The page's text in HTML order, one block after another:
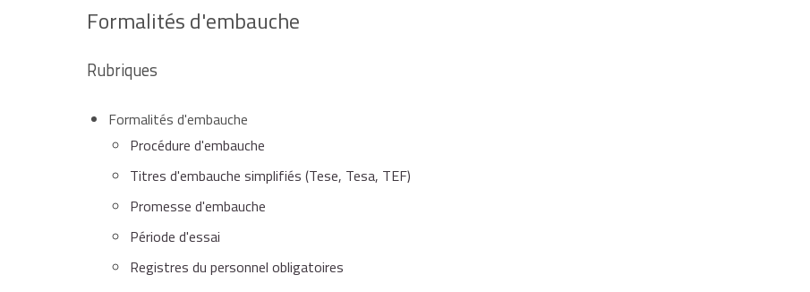
Formalités d'embauche
Rubriques
Formalités d'embauche
Procédure d'embauche
Titres d'embauche simplifiés (Tese, Tesa, TEF)
Promesse d'embauche
Période d'essai
Registres du personnel obligatoires